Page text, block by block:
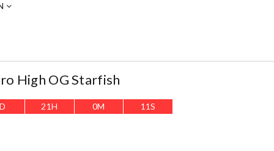
High OG Starfish
21H 0M 9S